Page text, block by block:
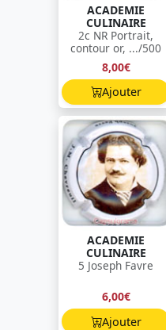
ACADEMIE
CULINAIRE
2c NR Portrait,
contour or, .../500
8,00€
Ajouter
ACADEMIE
CULINAIRE
5 Joseph Favre
6,00€
Ajouter